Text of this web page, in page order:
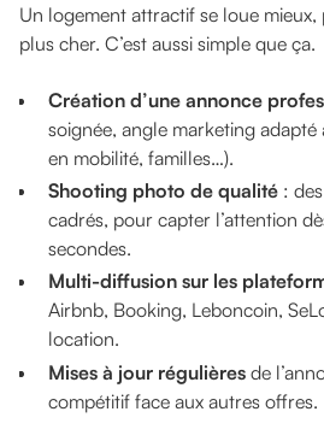
Un logement attractif se loue
plus cher. C’est aussi simple que ça.
Création d’une annonce
soignée, angle marketing
en mobilité, familles…).
Shooting photo de qualité :
cadrés, pour capter l’attention
secondes.
Multi-diffusion sur les
Airbnb, Booking, Leboncoin,
location.
Mises à jour régulières de
compétitif face aux autres offres.